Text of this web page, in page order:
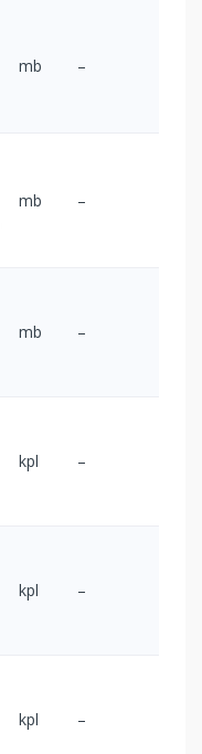
mb –
mb –
mb –
kpl –
kpl –
kpl –